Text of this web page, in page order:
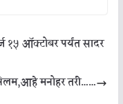
१५ ऑक्टोबर पर्यंत सादर
मनोहर तरी……